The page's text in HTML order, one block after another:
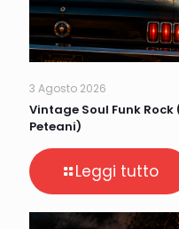
3 Agosto 2026
Vintage Soul Funk
Peteani)
Leggi tutto